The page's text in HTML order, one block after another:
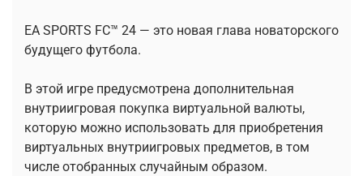
EA SPORTS FC™ 24 — это новая глава новаторского
будущего футбола.
В этой игре предусмотрена дополнительная
внутриигровая покупка виртуальной валюты,
которую можно использовать для приобретения
виртуальных внутриигровых предметов, в том
числе отобранных случайным образом.